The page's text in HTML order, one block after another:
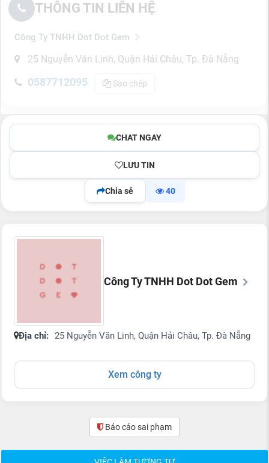
THÔNG TIN LIÊN HỆ
Công Ty TNHH Dot Dot Gem
25 Nguyễn Văn Linh, Quận Hải Châu, Tp. Đà Nẵng
0587712095 Sao chép
CHAT NGAY
LƯU TIN
Chia sẻ 40
Công Ty TNHH Dot Dot Gem
Địa chỉ: 25 Nguyễn Văn Linh, Quận Hải Châu, Tp. Đà Nẵng
Xem công ty
Báo cáo sai phạm(0)